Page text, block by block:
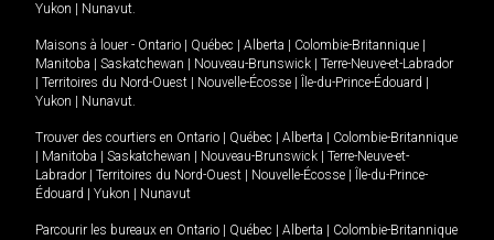
Yukon
Nunavut.
Maisons à louer - Ontario Québec Alberta Colombie-Britannique
Manitoba
Saskatchewan Nouveau-Brunswick
Terre-Neuve-et-Labrador
Territoires du Nord-Ouest Nouvelle-Écosse Île-du-Prince-Édouard
Yukon
Nunavut.
Trouver des courtiers en Ontario Québec Alberta
Colombie-Britannique
Manitoba Saskatchewan Nouveau-Brunswick
Terre-Neuve-et-
Labrador
Territoires du Nord-Ouest Nouvelle-Écosse
Île-du-Prince-
Édouard
Yukon Nunavut
Parcourir les bureaux en Ontario Québec Alberta
Colombie-Britannique